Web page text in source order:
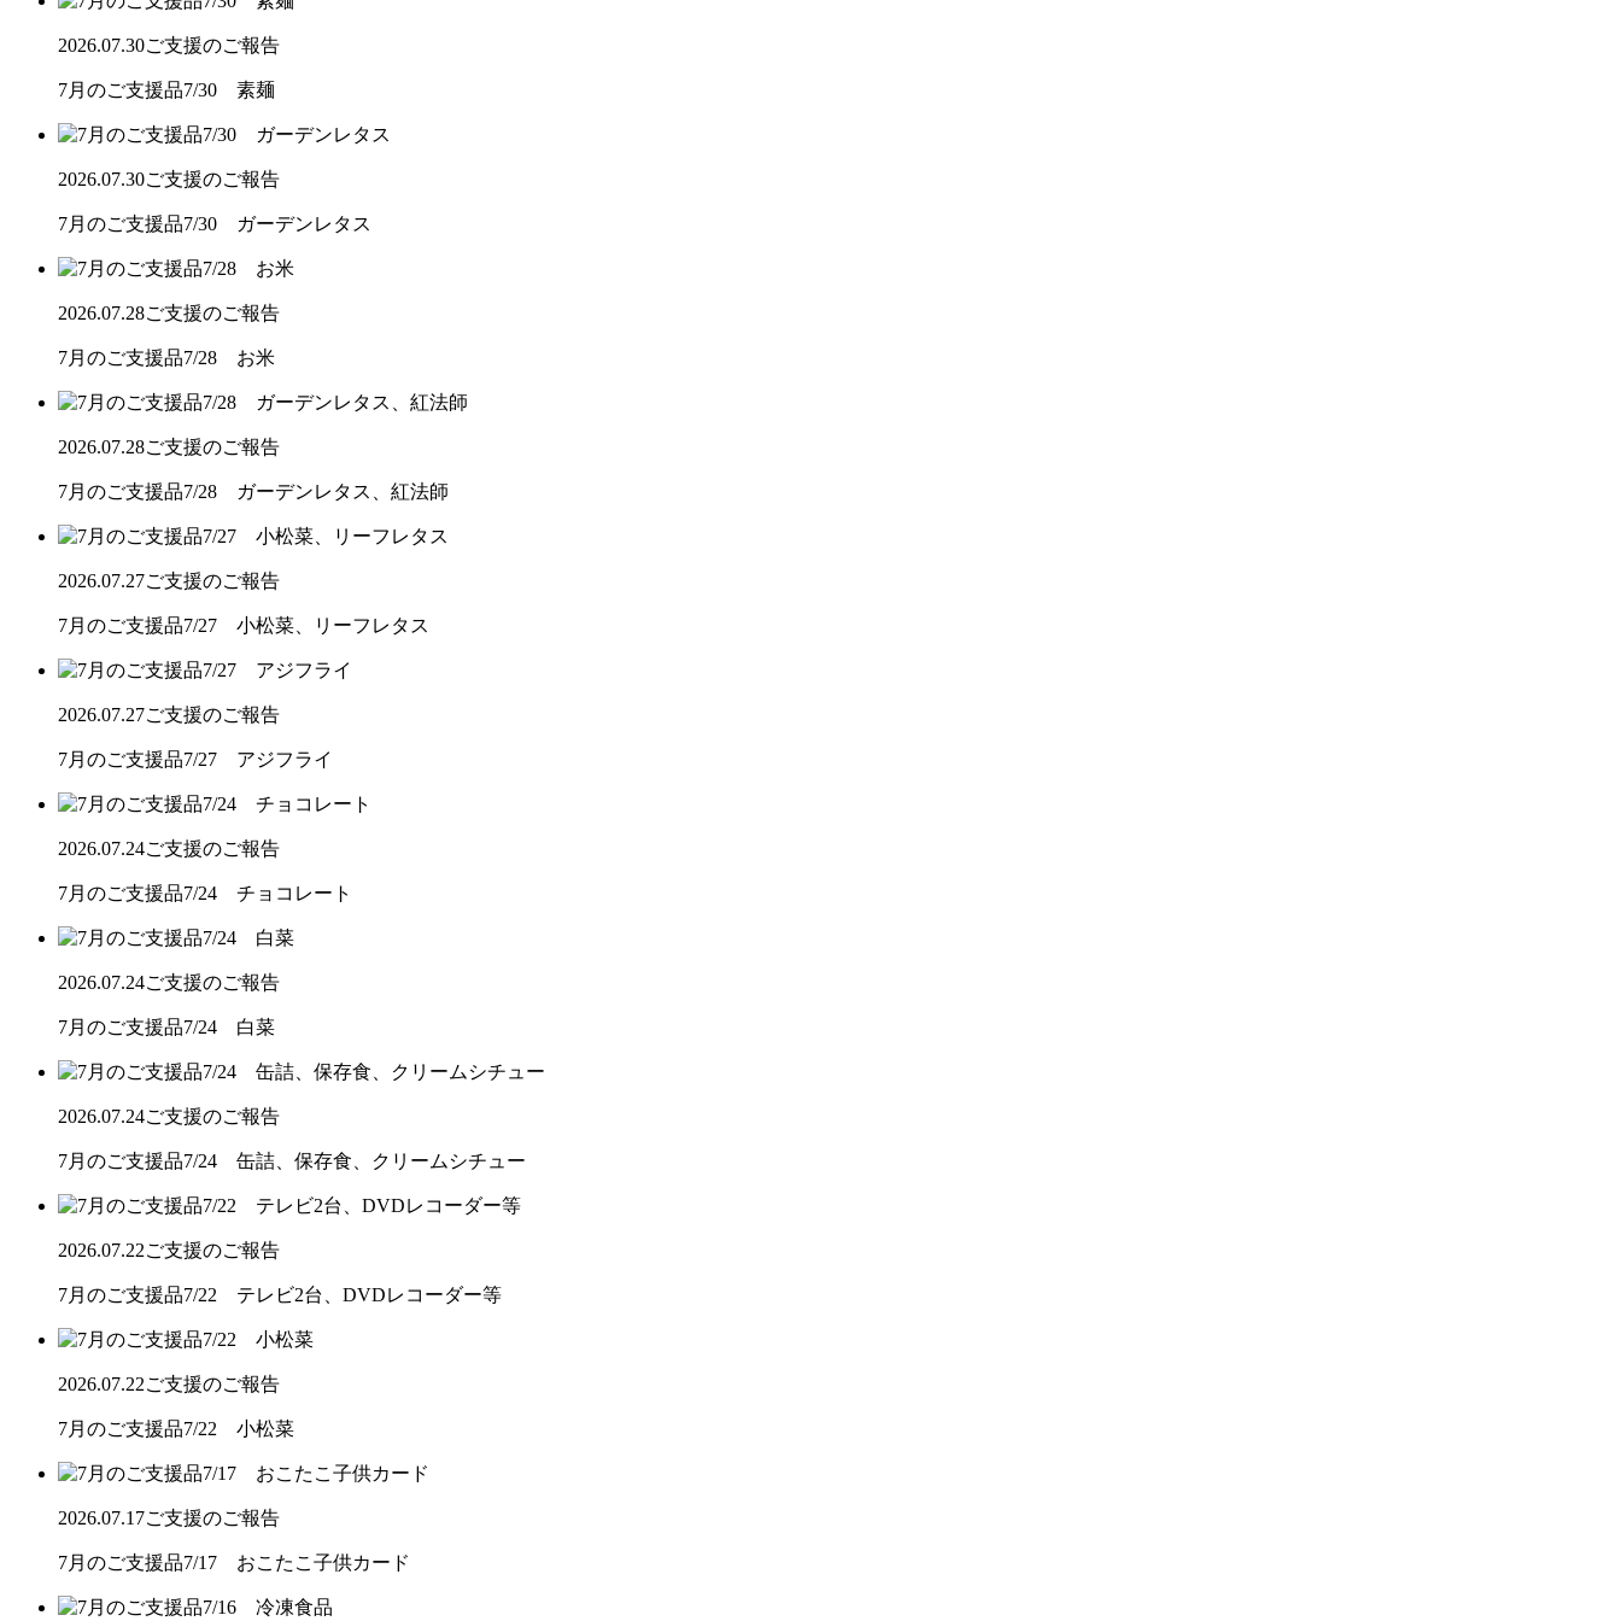
2026.07.30ご支援のご報告
7月のご支援品7/30 素麺
2026.07.30ご支援のご報告
7月のご支援品7/30 ガーデンレタス
2026.07.28ご支援のご報告
7月のご支援品7/28 お米
2026.07.28ご支援のご報告
7月のご支援品7/28 ガーデンレタス、紅法師
2026.07.27ご支援のご報告
7月のご支援品7/27 小松菜、リーフレタス
2026.07.27ご支援のご報告
7月のご支援品7/27 アジフライ
2026.07.24ご支援のご報告
7月のご支援品7/24 チョコレート
2026.07.24ご支援のご報告
7月のご支援品7/24 白菜
2026.07.24ご支援のご報告
7月のご支援品7/24 缶詰、保存食、クリームシチュー
2026.07.22ご支援のご報告
7月のご支援品7/22 テレビ2台、DVDレコーダー等
2026.07.22ご支援のご報告
7月のご支援品7/22 小松菜
2026.07.17ご支援のご報告
7月のご支援品7/17 おこたこ子供カード